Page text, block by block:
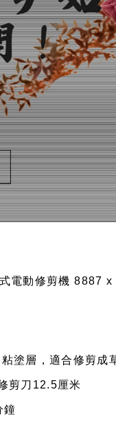
電動修剪機 8887 x
塗層，適合修剪成
剪刀12.5厘米
鐘